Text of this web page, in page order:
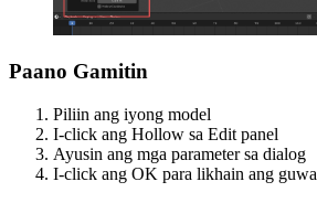
Paano Gamitin
Piliin ang iyong model
I-click ang Hollow sa Edit panel
Ayusin ang mga parameter sa dialog
I-click ang OK para likhain ang